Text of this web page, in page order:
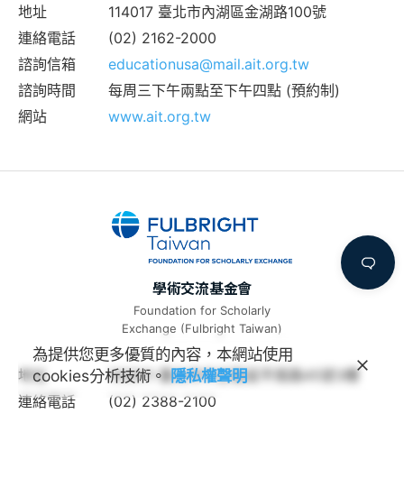
地址
114017 臺北市內湖區金湖路100號
連絡電話
(02) 2162-2000
諮詢信箱
educationusa@mail.ait.org.tw
諮詢時間
每周三下午兩點至下午四點 (預約制)
網站
www.ait.org.tw
學術交流基金會
Foundation for Scholarly
Exchange (Fulbright Taiwan)
地址
100011 臺北市中正區延平南路45號3樓
連絡電話
(02) 2388-2100
為提供您更多優質的內容，本網站使用
cookies分析技術。隱私權聲明